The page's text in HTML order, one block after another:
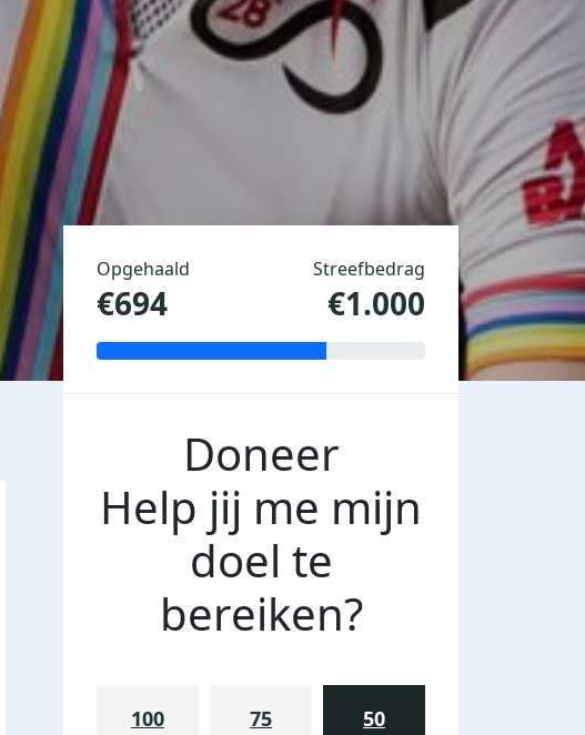
Opgehaald
€694
Streefbedrag
€1.000
Doneer
Help jij me mijn
doel te
bereiken?
100 75 50